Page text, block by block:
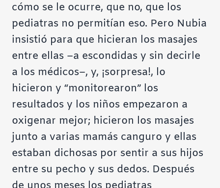
cómo se le ocurre, que no, que los
pediatras no permitían eso. Pero Nubia
insistió para que hicieran los masajes
entre ellas –a escondidas y sin decirle
a los médicos–, y, ¡sorpresa!, lo
hicieron y “monitorearon” los
resultados y los niños empezaron a
oxigenar mejor; hicieron los masajes
junto a varias mamás canguro y ellas
estaban dichosas por sentir a sus hijos
entre su pecho y sus dedos. Después